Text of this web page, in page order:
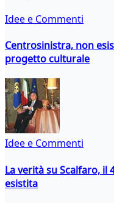
Idee e Commenti
Centrosinistra, non
progetto culturale
Idee e Commenti
La verità su Scalfaro, il
esistita